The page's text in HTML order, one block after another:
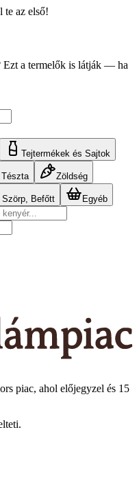
te az első!
Ezt a termelők is látják — ha
Tejtermékek és Sajtok
Zöldség
Szörp, Befőtt Egyéb
piac, ahol előjegyzel és 15